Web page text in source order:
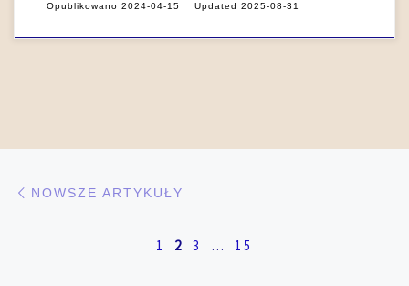
Opublikowano 2024-04-15 Updated 2025-08-31
Nawigacja po artykułach
NOWSZE ARTYKUŁY
1 2 3 … 15